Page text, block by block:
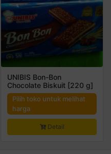
UNIBIS Bon-Bon
Chocolate Biskuit [220 g]
Pilih toko untuk melihat
harga
Detail